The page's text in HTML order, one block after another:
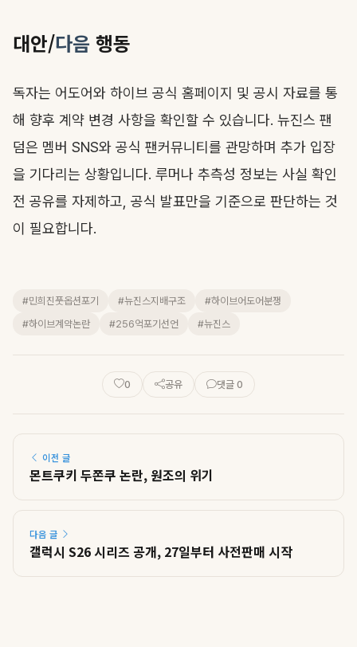
대안/다음 행동
독자는 어도어와 하이브 공식 홈페이지 및 공시 자료를 통
해 향후 계약 변경 사항을 확인할 수 있습니다. 뉴진스 팬
덤은 멤버 SNS와 공식 팬커뮤니티를 관망하며 추가 입장
을 기다리는 상황입니다. 루머나 추측성 정보는 사실 확인
전 공유를 자제하고, 공식 발표만을 기준으로 판단하는 것
이 필요합니다.
#민희진풋옵션포기 #뉴진스지배구조
#하이브어도어분쟁
#하이브계약논란
#256억포기선언 #뉴진스
0 공유 댓글 0
이전 글
몬트쿠키 두쫀쿠 논란, 원조의 위기
다음 글
갤럭시 S26 시리즈 공개, 27일부터 사전판매 시작